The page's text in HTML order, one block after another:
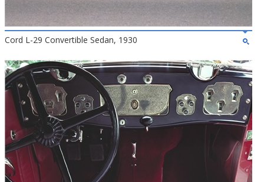
Cord L-29 Convertible Sedan, 1930